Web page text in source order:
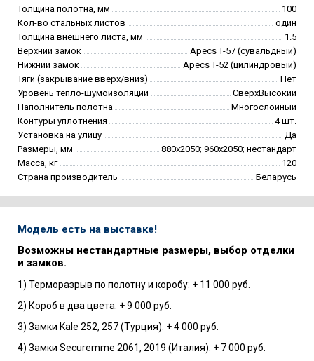
Толщина полотна, мм
100
Кол-во стальных листов
один
Толщина внешнего листа, мм
1.5
Верхний замок
Apecs T-57 (сувальдный)
Нижний замок
Apecs T-52 (цилиндровый)
Тяги (закрывание вверх/вниз)
Нет
Уровень тепло-шумоизоляции
СверхВысокий
Наполнитель полотна
Многослойный
Контуры уплотнения
4 шт.
Установка на улицу
Да
Размеры, мм
880х2050; 960х2050; нестандарт
Масса, кг
120
Страна производитель
Беларусь
Модель есть на выставке!
Возможны нестандартные размеры, выбор отделки
и замков.
1) Терморазрыв по полотну и коробу: + 11 000 руб.
2) Короб в два цвета: + 9 000 руб.
3) Замки Kale 252, 257 (Турция): + 4 000 руб.
4) Замки Securemme 2061, 2019 (Италия): + 7 000 руб.